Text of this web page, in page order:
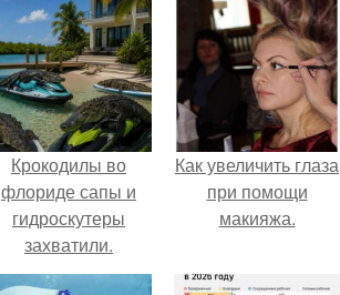
Крокодилы во
флориде сапы и
гидроскутеры
захватили.
Как увеличить глаза
при помощи
макияжа.